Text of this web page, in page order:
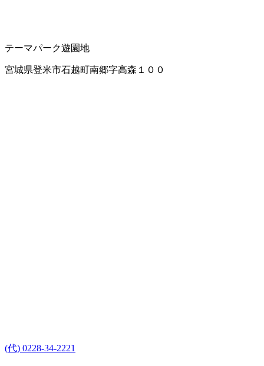
テーマパーク遊園地
宮城県登米市石越町南郷字高森１００
(代) 0228-34-2221